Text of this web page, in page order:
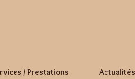
/ Prestations Actualités